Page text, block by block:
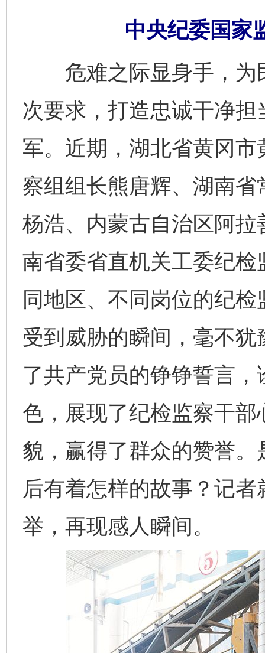
中央纪委国家
危难之际显身手，为
次要求，打造忠诚干净
军。近期，湖北省黄冈
察组组长熊唐辉、湖南
杨浩、内蒙古自治区阿
南省委省直机关工委纪
同地区、不同岗位的纪
受到威胁的瞬间，毫不
了共产党员的铮铮誓言
色，展现了纪检监察干
貌，赢得了群众的赞誉
后有着怎样的故事？记
举，再现感人瞬间。